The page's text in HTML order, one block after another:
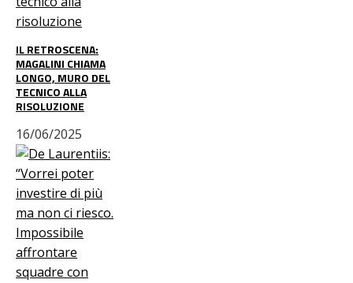
IL RETROSCENA:
MAGALINI CHIAMA
LONGO, MURO DEL
TECNICO ALLA
RISOLUZIONE
16/06/2025